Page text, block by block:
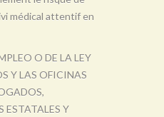
médical attentif en
O DE LA LEY
Y LAS OFICINAS
ESTATALES Y